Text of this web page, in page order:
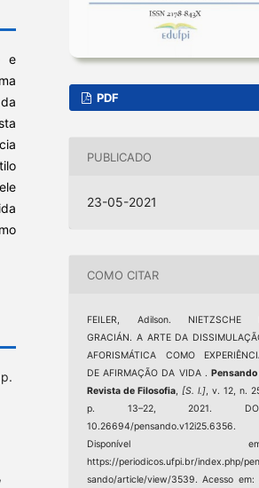
e
PDF
PUBLICADO
23-05-2021
COMO CITAR
FEILER, Adilson. NIETZSCHE
GRACIÁN. A ARTE DA
AFORISMÁTICA COMO
DE AFIRMAÇÃO DA VIDA .
Revista de Filosofia,[S. l.], v. 12, n.
p. 13–22, 2021.
10.26694/pensando.v12i25.6356.
Disponível
https://periodicos.ufpi.br/index.php/pen
sando/article/view/3539. Acesso em: